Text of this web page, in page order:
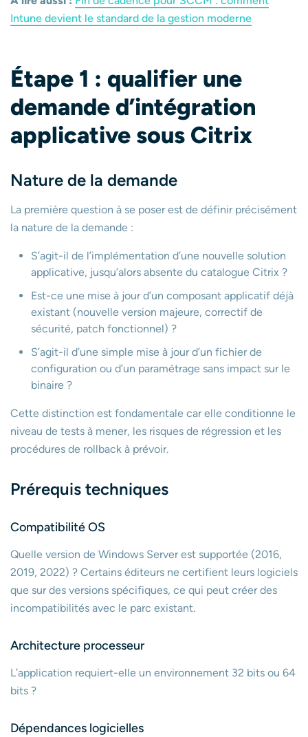
Intune devient le standard de la gestion moderne
Étape 1 : qualifier une
demande d’intégration
applicative sous Citrix
Nature de la demande
La première question à se poser est de définir précisément
la nature de la demande :
S’agit-il de l’implémentation d’une nouvelle solution
applicative, jusqu’alors absente du catalogue Citrix ?
Est-ce une mise à jour d’un composant applicatif déjà
existant (nouvelle version majeure, correctif de
sécurité, patch fonctionnel) ?
S’agit-il d’une simple mise à jour d’un fichier de
configuration ou d’un paramétrage sans impact sur le
binaire ?
Cette distinction est fondamentale car elle conditionne le
niveau de tests à mener, les risques de régression et les
procédures de rollback à prévoir.
Prérequis techniques
Compatibilité OS
Quelle version de Windows Server est supportée (2016,
2019, 2022) ? Certains éditeurs ne certifient leurs logiciels
que sur des versions spécifiques, ce qui peut créer des
incompatibilités avec le parc existant.
Architecture processeur
L’application requiert-elle un environnement 32 bits ou 64
bits ?
Dépendances logicielles